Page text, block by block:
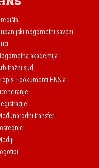
nogometni savezi
akademija
sud
i dokumenti HNS-a
transferi